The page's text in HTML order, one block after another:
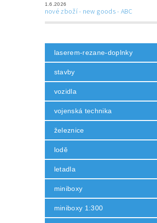
1.6.2026
nové zboží - new goods - ABC
laserem-rezane-doplnky
stavby
vozidla
vojenská technika
železnice
lodě
letadla
miniboxy
miniboxy 1:300